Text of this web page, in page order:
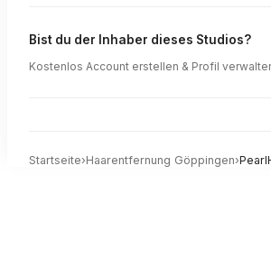
Bist du der Inhaber dieses Studios?
Kostenlos Account erstellen & Profil
Startseite›Haarentfernung Göppingen›